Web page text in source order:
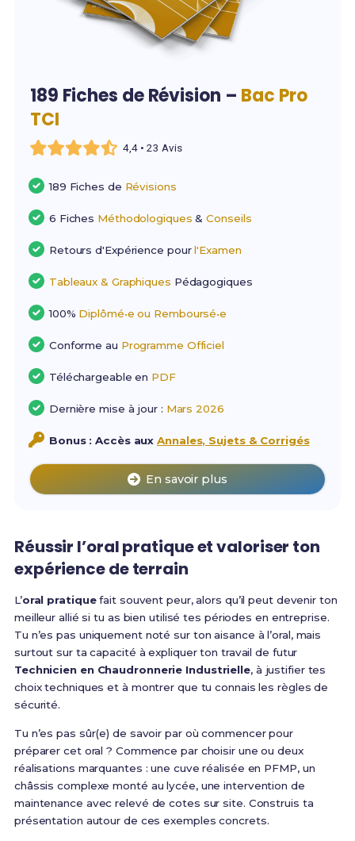
189 Fiches de Révision – Bac Pro
TCI
4,4 • 23 Avis
189 Fiches de Révisions
6 Fiches Méthodologiques &Conseils
Retours d'Expérience pourl'Examen
Tableaux & Graphiques Pédagogiques
100% Diplômé•e ou Remboursé•e
Conforme au Programme Officiel
Téléchargeable en PDF
Dernière mise à jour : Mars 2026
Bonus : Accès auxAnnales, Sujets & Corrigés
En savoir plus
Réussir l’oral pratique et valoriser ton
expérience de terrain
L’oral pratiquefait souvent peur, alors qu’il peut devenir ton
meilleur allié si tu as bien utilisé tes périodes en entreprise.
Tu n’es pas uniquement noté sur ton aisance à l’oral, mais
surtout sur ta capacité à expliquer ton travail de futur
Technicien en Chaudronnerie Industrielle, à justifier tes
choix techniques et à montrer que tu connais les règles de
sécurité.
Tu n’es pas sûr(e) de savoir par où commencer pour
préparer cet oral ? Commence par choisir une ou deux
réalisations marquantes : une cuve réalisée en PFMP, un
châssis complexe monté au lycée, une intervention de
maintenance avec relevé de cotes sur site. Construis ta
présentation autour de ces exemples concrets.